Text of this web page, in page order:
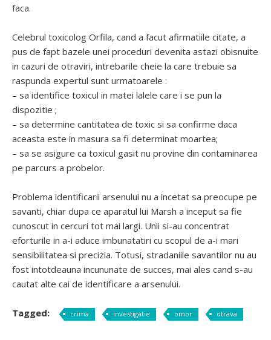
faca.
Celebrul toxicolog Orfila, cand a facut afirmatiile citate, a
pus de fapt bazele unei proceduri devenita astazi obisnuite
in cazuri de otraviri, intrebarile cheie la care trebuie sa
raspunda expertul sunt urmatoarele :
– sa identifice toxicul in matei lalele care i se pun la
dispozitie ;
– sa determine cantitatea de toxic si sa confirme daca
aceasta este in masura sa fi determinat moartea;
– sa se asigure ca toxicul gasit nu provine din contaminarea
pe parcurs a probelor.
Problema identificarii arsenului nu a incetat sa preocupe pe
savanti, chiar dupa ce aparatul lui Marsh a inceput sa fie
cunoscut in cercuri tot mai largi. Unii si-au concentrat
eforturile in a-i aduce imbunatatiri cu scopul de a-i mari
sensibilitatea si precizia. Totusi, stradaniile savantilor nu au
fost intotdeauna incununate de succes, mai ales cand s-au
cautat alte cai de identificare a arsenului.
Tagged: crima investigatie omor otrava